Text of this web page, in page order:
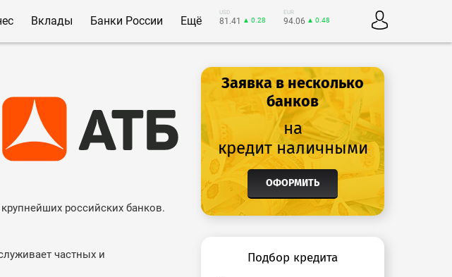
Вклады Банки России Ещё
USD
81.41 ▲ 0.28
EUR
94.06 ▲ 0.48
российских банков.
частных и
Заявка в несколько
банков
на
кредит наличными
ОФОРМИТЬ
Подбор кредита